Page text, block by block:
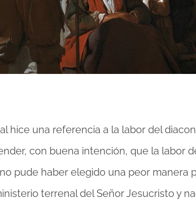
hice una referencia a la labor del
con buena intención, que la labor
pude haber elegido una peor manera
terrenal del Señor Jesucristo y